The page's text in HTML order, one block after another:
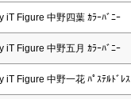
iT Figure 中野四葉 ｶﾗｰﾊﾞﾆｰ
iT Figure 中野五月 ｶﾗｰﾊﾞﾆｰ
iT Figure 中野一花 ﾊﾟｽﾃﾙﾄﾞﾚｽ